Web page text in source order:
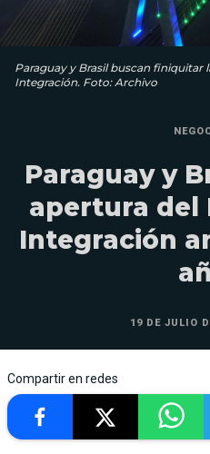
Paraguay y Brasil buscan finiquitar
Integración. Foto: Archivo
Paraguay y
apertura del
Integración
19 DE JULIO
Compartir en redes